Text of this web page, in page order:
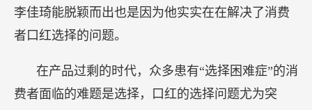
李佳琦能脱颖而出也是因为他实实在在解决了消费
者口红选择的问题。
在产品过剩的时代，众多患有“选择困难症”的消
费者面临的难题是选择，口红的选择问题尤为突